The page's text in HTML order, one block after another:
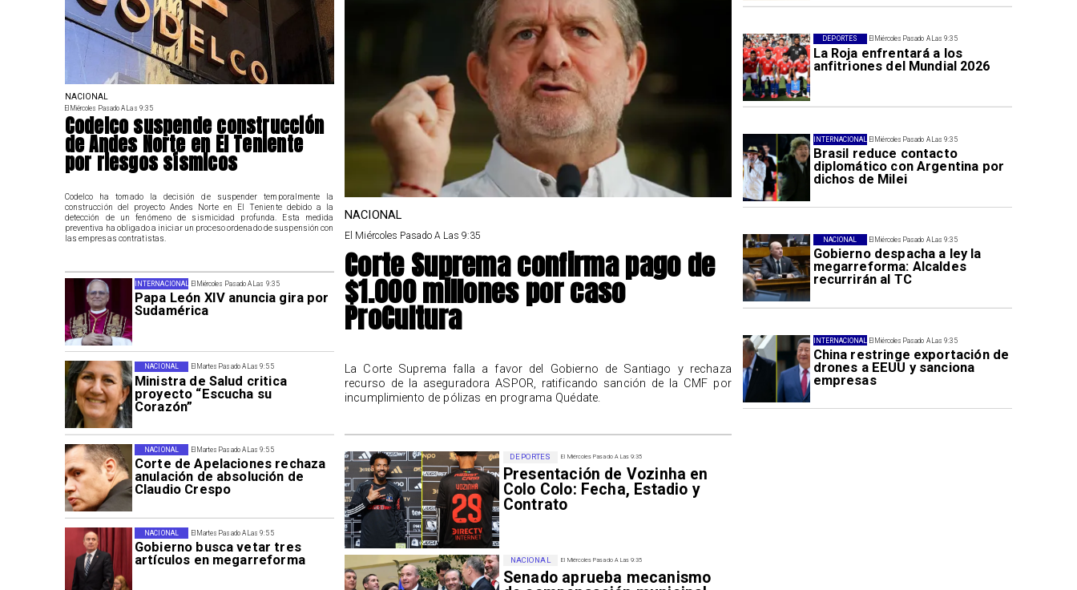
El Miércoles Pasado A Las 9:35
La Roja enfrentará a los
anfitriones del Mundial 2026
DEPORTES
El Miércoles Pasado A Las 9:35
Brasil reduce contacto
diplomático con Argentina por
dichos de Milei
INTERNACIONAL
El Miércoles Pasado A Las 9:35
Gobierno despacha a ley la
megarreforma: Alcaldes
recurrirán al TC
NACIONAL
El Miércoles Pasado A Las 9:35
China restringe exportación de
drones a EEUU y sanciona
empresas
INTERNACIONAL
El Miércoles Pasado A Las 9:35
Papa León XIV anuncia gira por
Sudamérica
INTERNACIONAL
El Martes Pasado A Las 9:55
Ministra de Salud critica
proyecto “Escucha su
Corazón”
NACIONAL
El Martes Pasado A Las 9:55
Corte de Apelaciones rechaza
anulación de absolución de
Claudio Crespo
NACIONAL
El Martes Pasado A Las 9:55
Gobierno busca vetar tres
artículos en megarreforma
NACIONAL
El Miércoles Pasado A Las 9:35
Presentación de Vozinha en
Colo Colo: Fecha, Estadio y
Contrato
DEPORTES
El Miércoles Pasado A Las 9:35
Senado aprueba mecanismo
NACIONAL
NACIONAL
El Miércoles Pasado A Las 9:35
Codelco suspende construcción
de Andes Norte en El Teniente
por riesgos sísmicos
Codelco ha tomado la decisión de suspender temporalmente la
construcción del proyecto Andes Norte en El Teniente debido a la
detección de un fenómeno de sismicidad profunda. Esta medida
preventiva ha obligado a iniciar un proceso ordenado de suspensión con
las empresas contratistas.
NACIONAL
El Miércoles Pasado A Las 9:35
Corte Suprema confirma pago de
$1.000 millones por caso
ProCultura
La Corte Suprema falla a favor del Gobierno de Santiago y rechaza
recurso de la aseguradora ASPOR, ratificando sanción de la CMF por
incumplimiento de pólizas en programa Quédate.